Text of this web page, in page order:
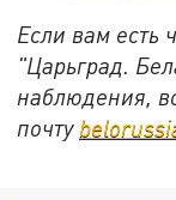
Если вам есть
"Царьград.
наблюдения,
почту